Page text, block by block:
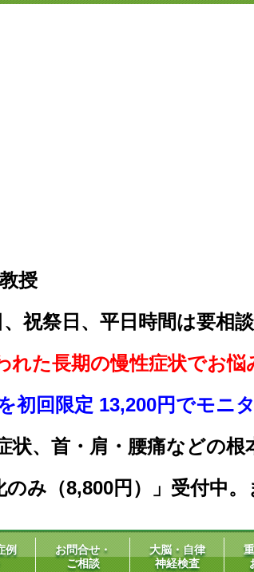
授
祝祭日、平日時間は要相
れた長期の慢性症状でお悩
初回限定 13,200円でモニ
、 首・肩・腰痛などの根
み（8,800円）」受付中
例
お問合せ・
ご相談
大脳・自律
神経検査